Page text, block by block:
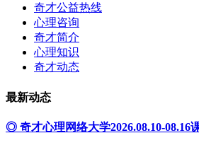
奇才公益热线
心理咨询
奇才简介
心理知识
奇才动态
最新动态
◎ 奇才心理网络大学2026.08.10-08.16